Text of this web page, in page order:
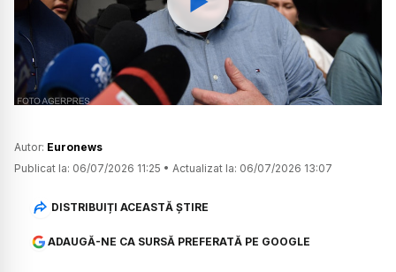
Watch
Autor: Euronews
Publicat la: 06/07/2026 11:25 • Actualizat la: 06/07/2026 13:07
DISTRIBUIȚI ACEASTĂ ȘTIRE
ADAUGĂ-NE CA SURSĂ PREFERATĂ PE GOOGLE